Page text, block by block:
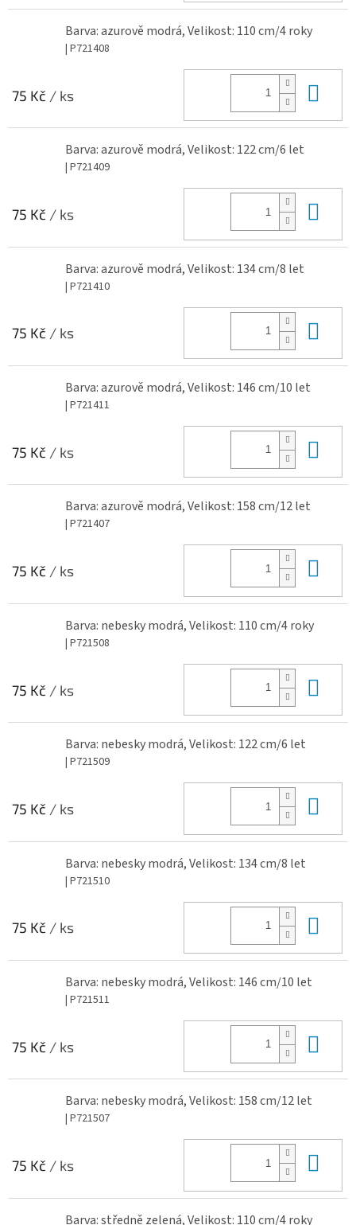
Barva: azurově modrá, Velikost: 110 cm/4 roky
| P721408
75 Kč / ks
Barva: azurově modrá, Velikost: 122 cm/6 let
| P721409
75 Kč / ks
Barva: azurově modrá, Velikost: 134 cm/8 let
| P721410
75 Kč / ks
Barva: azurově modrá, Velikost: 146 cm/10 let
| P721411
75 Kč / ks
Barva: azurově modrá, Velikost: 158 cm/12 let
| P721407
75 Kč / ks
Barva: nebesky modrá, Velikost: 110 cm/4 roky
| P721508
75 Kč / ks
Barva: nebesky modrá, Velikost: 122 cm/6 let
| P721509
75 Kč / ks
Barva: nebesky modrá, Velikost: 134 cm/8 let
| P721510
75 Kč / ks
Barva: nebesky modrá, Velikost: 146 cm/10 let
| P721511
75 Kč / ks
Barva: nebesky modrá, Velikost: 158 cm/12 let
| P721507
75 Kč / ks
Barva: středně zelená, Velikost: 110 cm/4 roky